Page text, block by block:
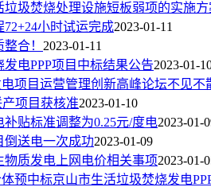
圾焚烧处理设施短板弱项的实施方
小时试运完成2023-01-11
合！ 2023-01-11
电PPP项目中标结果公告2023-01-
项目运营管理创新高峰论坛不见不
项目获核准2023-01-10
贴标准调整为0.25元/度电2023-01-
倒送电一次成功2023-01-09
物质发电上网电价相关事项2023-01-
预中标京山市生活垃圾焚烧发电